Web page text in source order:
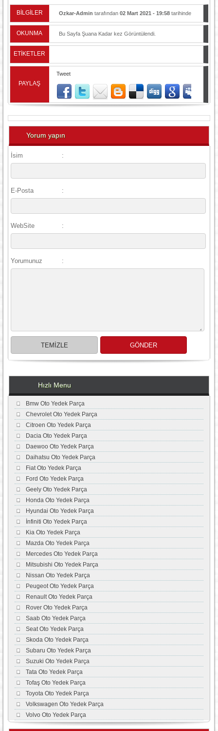
stok bilgisi alabilirsiniz
BİLGİLER Ozkar-Admin tarafından 02 Mart 2021 - 19:58tarihinde
OKUNMA Bu Sayfa Şuana Kadar kez Görüntülendi.
ETİKETLER
PAYLAŞ
Tweet
Yorum yapın
İsim :
E-Posta :
WebSite :
Yorumunuz :
Hızlı Menu
Bmw Oto Yedek Parça
Chevrolet Oto Yedek Parça
Citroen Oto Yedek Parça
Dacia Oto Yedek Parça
Daewoo Oto Yedek Parça
Daihatsu Oto Yedek Parça
Fiat Oto Yedek Parça
Ford Oto Yedek Parça
Geely Oto Yedek Parça
Honda Oto Yedek Parça
Hyundai Oto Yedek Parça
İnfiniti Oto Yedek Parça
Kia Oto Yedek Parça
Mazda Oto Yedek Parça
Mercedes Oto Yedek Parça
Mitsubishi Oto Yedek Parça
Nissan Oto Yedek Parça
Peugeot Oto Yedek Parça
Renault Oto Yedek Parça
Rover Oto Yedek Parça
Saab Oto Yedek Parça
Seat Oto Yedek Parça
Skoda Oto Yedek Parça
Subaru Oto Yedek Parça
Suzuki Oto Yedek Parça
Tata Oto Yedek Parça
Tofaş Oto Yedek Parça
Toyota Oto Yedek Parça
Volkswagen Oto Yedek Parça
Volvo Oto Yedek Parça